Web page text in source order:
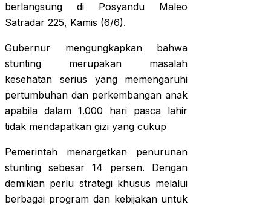
berlangsung di Posyandu Maleo
Satradar 225, Kamis (6/6).
Gubernur mengungkapkan bahwa
stunting merupakan masalah
kesehatan serius yang memengaruhi
pertumbuhan dan perkembangan anak
apabila dalam 1.000 hari pasca lahir
tidak mendapatkan gizi yang cukup
Pemerintah menargetkan penurunan
stunting sebesar 14 persen. Dengan
demikian perlu strategi khusus melalui
berbagai program dan kebijakan untuk